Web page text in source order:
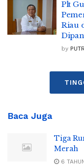
Plt
Riau
by
Baca Juga
Tiga
Merah
6